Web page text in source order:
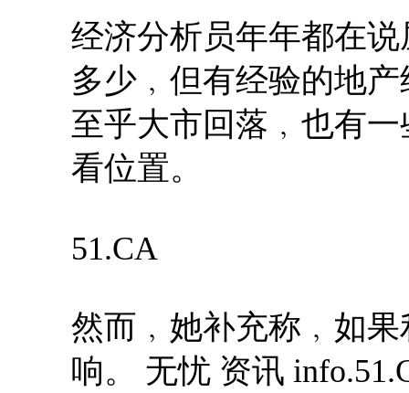
经济分析员年年都在
多少﹐但有经验的地
至乎大市回落﹐也有
看位置。
51.CA
然而﹐她补充称﹐如
响。 无忧 资讯